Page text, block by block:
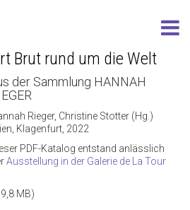
Brut rund um die Welt
der Sammlung HANNAH
Rieger, Christine Stotter (Hg.)
Klagenfurt, 2022
PDF-Katalog entstand anlässlich
Ausstellung in der Galerie de La Tour
MB)